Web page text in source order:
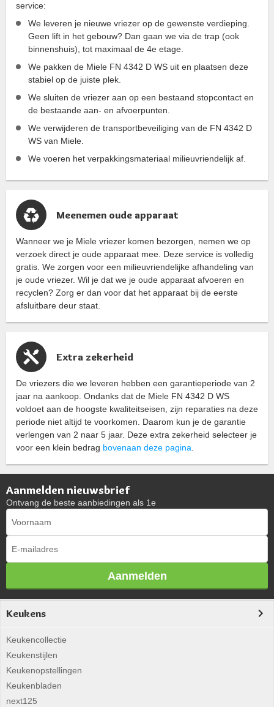
service:
We leveren je nieuwe vriezer op de gewenste verdieping.
Geen lift in het gebouw? Dan gaan we via de trap (ook
binnenshuis), tot maximaal de 4e etage.
We pakken de Miele FN 4342 D WS uit en plaatsen deze
stabiel op de juiste plek.
We sluiten de vriezer aan op een bestaand stopcontact en
de bestaande aan- en afvoerpunten.
We verwijderen de transportbeveiliging van de FN 4342 D
WS van Miele.
We voeren het verpakkingsmateriaal milieuvriendelijk af.
Meenemen oude apparaat
Wanneer we je Miele vriezer komen bezorgen, nemen we op
verzoek direct je oude apparaat mee. Deze service is volledig
gratis. We zorgen voor een milieuvriendelijke afhandeling van
je oude vriezer. Wil je dat we je oude apparaat afvoeren en
recyclen? Zorg er dan voor dat het apparaat bij de eerste
afsluitbare deur staat.
Extra zekerheid
De vriezers die we leveren hebben een garantieperiode van 2
jaar na aankoop. Ondanks dat de Miele FN 4342 D WS
voldoet aan de hoogste kwaliteitseisen, zijn reparaties na deze
periode niet altijd te voorkomen. Daarom kun je de garantie
verlengen van 2 naar 5 jaar. Deze extra zekerheid selecteer je
voor een klein bedrag bovenaan deze pagina.
Aanmelden nieuwsbrief
Ontvang de beste aanbiedingen als 1e
Aanmelden
Keukens
Keukencollectie
Keukenstijlen
Keukenopstellingen
Keukenbladen
next125